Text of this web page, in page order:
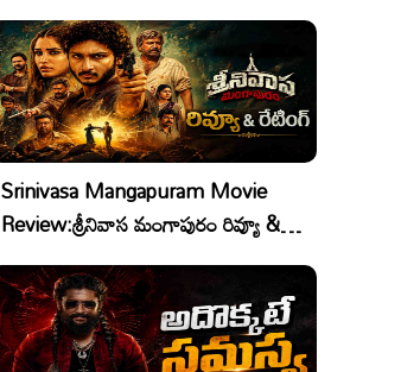
Srinivasa Mangapuram Movie
Review:శ్రీనివాస మంగాపురం రివ్యూ &
రేటింగ్